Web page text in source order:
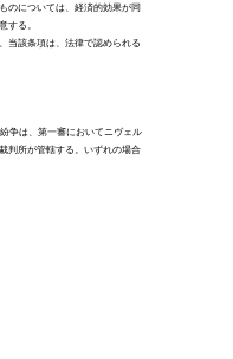
のについては、経済的効果が同
する。
当該条項は、法律で認められる
争は、第一審においてニヴェル
判所が管轄する。いずれの場合